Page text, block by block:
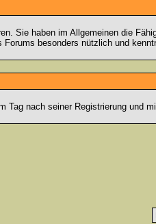
Sie haben im Allgemeinen die
besonders nützlich und
Tag nach seiner Registrierung und